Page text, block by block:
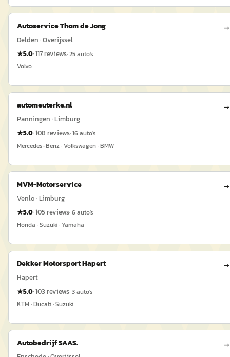
Autoservice Thom de Jong →
Delden · Overijssel
★5.0·117reviews·25auto's
Volvo
automeuterke.nl →
Panningen · Limburg
★5.0·108 reviews·16auto's
Mercedes-Benz · Volkswagen · BMW
MVM-Motorservice →
Venlo · Limburg
★5.0·105 reviews·6auto's
Honda · Suzuki · Yamaha
Dekker Motorsport Hapert →
Hapert
★5.0·103 reviews·3auto's
KTM · Ducati · Suzuki
Autobedrijf SAAS. →